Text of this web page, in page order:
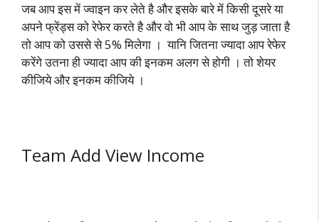
जब आप इस में ज्वाइन कर लेते है और इसके बारे में किसी दूसरे या
अपने फ्रेंड्स को रेफेर करते है और वो भी आप के साथ जुड़ जाता है
तो आप को उससे से 5% मिलेगा । यानि जितना ज्यादा आप रेफेर
करेंगे उतना ही ज्यादा आप की इनकम अलग से होगी । तो शेयर
कीजिये और इनकम कीजिये ।
Team Add View Income